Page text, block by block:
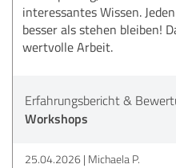
interessantes Wissen.
besser als stehen bleiben!
wertvolle Arbeit.
Erfahrungsbericht &
Workshops
25.04.2026 Michaela P.